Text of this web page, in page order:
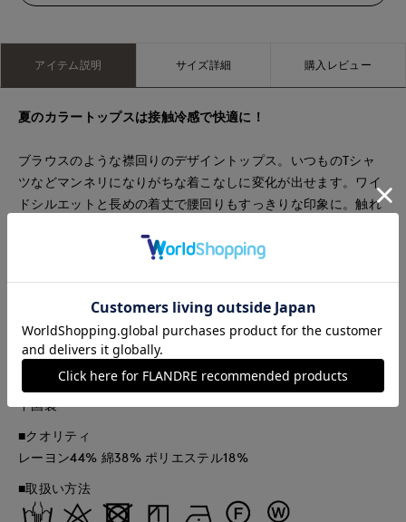
アイテム説明 サイズ詳細 購入レビュー
夏のカラートップスは接触冷感で快適に！
ブラウスのような襟回りのデザイントップス。いつものTシャ
ツなどマンネリになりがちな着こなしに変化が出せます。ワイ
ドシルエットと長めの着丈で腰回りもすっきりな印象に。触れ
■品番
52190330
■原産国
中国製
■クオリティ
レーヨン44% 綿38% ポリエステル18%
■取扱い方法